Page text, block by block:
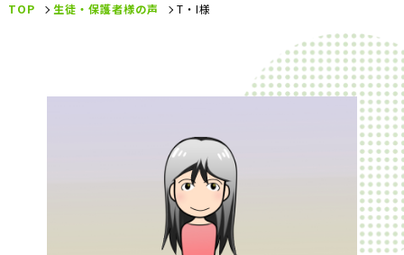
TOP 生徒・保護者様の声 T・I様